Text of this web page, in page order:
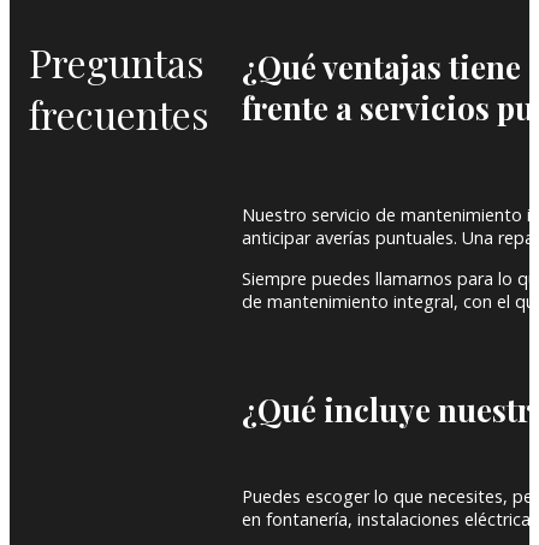
Preguntas
frecuentes
¿Qué ventajas
frente a servicios
Nuestro servicio de mantenimiento
anticipar averías puntuales. Una
Siempre puedes llamarnos para lo
de mantenimiento integral, con el
¿Qué incluye
Puedes escoger lo que necesites,
en fontanería, instalaciones